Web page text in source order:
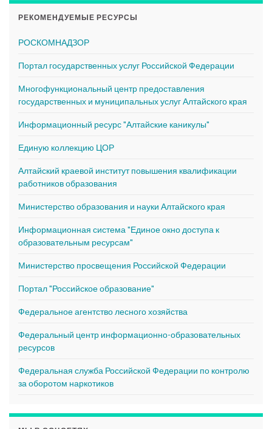
РЕКОМЕНДУЕМЫЕ РЕСУРСЫ
РОСКОМНАДЗОР
Портал государственных услуг Российской Федерации
Многофункциональный центр предоставления
государственных и муниципальных услуг Алтайского края
Информационный ресурс "Алтайские каникулы"
Единую коллекцию ЦОР
Алтайский краевой институт повышения квалификации
работников образования
Министерство образования и науки Алтайского края
Информационная система "Единое окно доступа к
образовательным ресурсам"
Министерство просвещения Российской Федерации
Портал "Российское образование"
Федеральное агентство лесного хозяйства
Федеральный центр информационно-образовательных
ресурсов
Федеральная служба Российской Федерации по контролю
за оборотом наркотиков